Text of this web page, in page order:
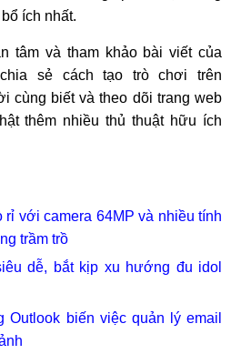
ích nhất.
tâm và tham khảo bài viết của
sẻ cách tạo trò chơi trên
cùng biết và theo dõi trang web
thêm nhiều thủ thuật hữu ích
rỉ với camera 64MP và nhiều tính
trầm trồ
dễ, bắt kịp xu hướng đu idol
Outlook biến việc quản lý email